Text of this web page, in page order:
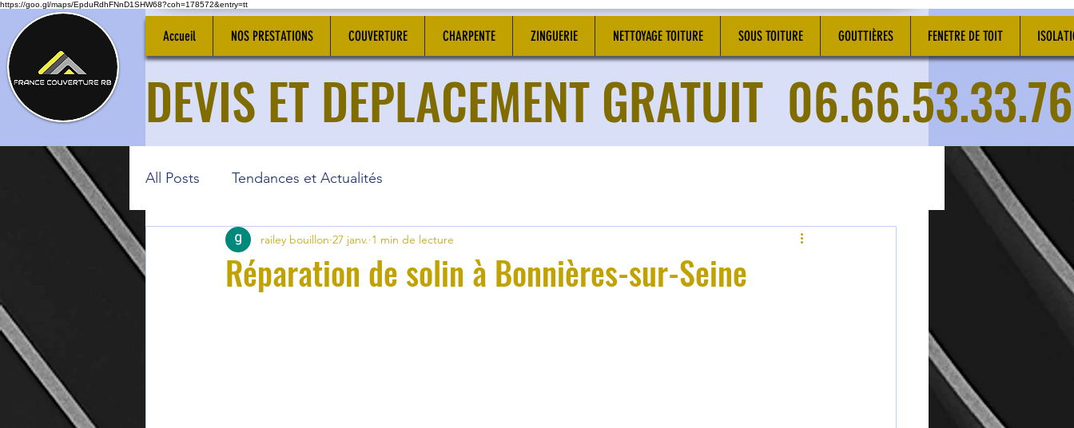
https://goo.gl/maps/EpduRdhFNnD1SHW68?coh=178572&entry=tt
Accueil NOS PRESTATIONS COUVERTURE CHARPENTE ZINGUERIE NETTOYAGE TOITURE SOUS TOITURE GOUTTIÈRES FENETRE DE TOIT
DEVIS ET DEPLACEMENT GRATUIT 06.66.53.33.76
All Posts Tendances et Actualités
Réparation de solin à Bonnières-sur-Seine
railey bouillon 27 janv. 1 min de lecture